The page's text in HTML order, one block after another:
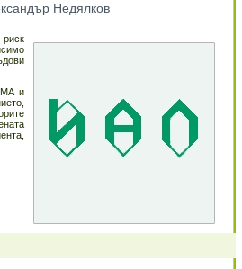
Недялков
риск
и